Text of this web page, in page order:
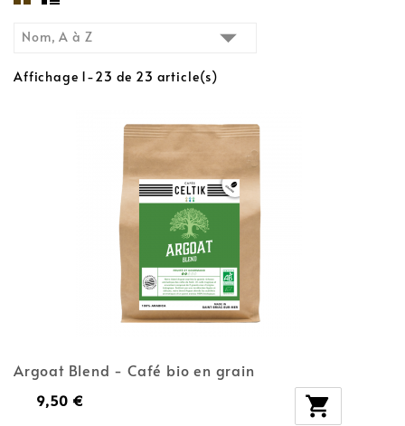
Nom, A à Z 
Affichage 1-23 de 23 article(s)
Argoat Blend - Café bio en grain
9,50 € 